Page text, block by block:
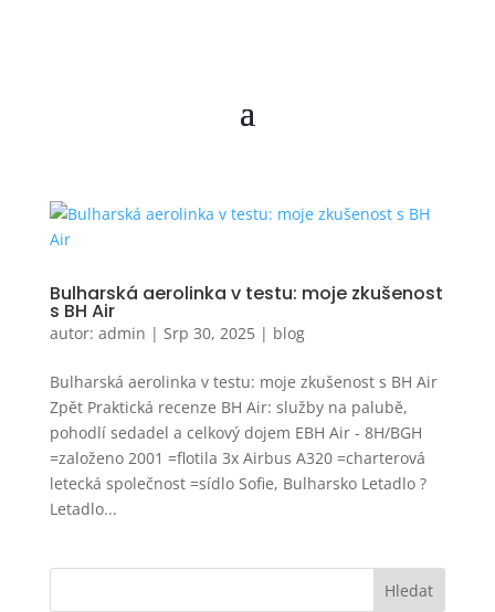
Bulharská aerolinka v testu: moje zkušenost
s BH Air
autor: admin | Srp 30, 2025| blog
Bulharská aerolinka v testu: moje zkušenost s BH Air
Zpět Praktická recenze BH Air: služby na palubě,
pohodlí sedadel a celkový dojem EBH Air - 8H/BGH
=založeno 2001 =flotila 3x Airbus A320 =charterová
letecká společnost =sídlo Sofie, Bulharsko Letadlo ?
Letadlo...